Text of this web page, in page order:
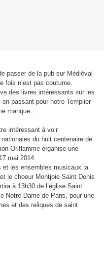
passer de la pub sur Médiéval
fois n’est pas coutume.
des livres intéressants sur les
passant pour notre Templier
manque…
intéressant à voir
du huit centenaire de
Oriflamme organise une
mai 2014.
et les ensembles musicaux la
le choeur Montjoie Saint Denis
à 13h30 de l’église Saint
Notre-Dame de Paris, pour une
et des reliques de saint